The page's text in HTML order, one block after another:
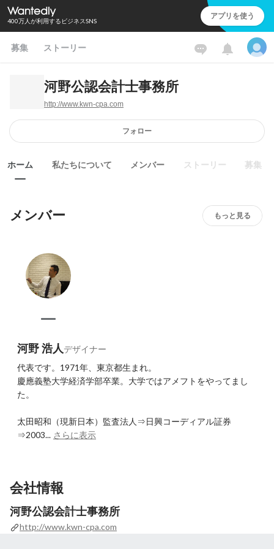
400万人が利用するビジネスSNS アプリを使う
募集 ストーリー
河野公認会計士事務所
http://www.kwn-cpa.com
フォロー
ホーム 私たちについて メンバー ストーリー 募集
メンバー もっと見る
河野 浩人デザイナー
代表です。1971年、東京都生まれ。
慶應義塾大学経済学部卒業。大学ではアメフトをやってまし
た。
太田昭和（現新日本）監査法人⇒日興コーディアル証券
⇒2003... さらに表示
会社情報
河野公認会計士事務所
http://www.kwn-cpa.com